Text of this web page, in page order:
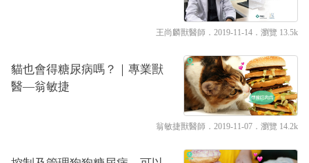
王尚麟獸醫師 ．2019-11-14． 瀏覽 13.5k
貓也會得糖尿病嗎？｜專業獸
醫—翁敏捷
翁敏捷獸醫師 ．2019-11-07． 瀏覽 14.2k